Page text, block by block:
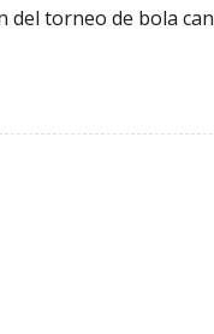
del torneo de bola